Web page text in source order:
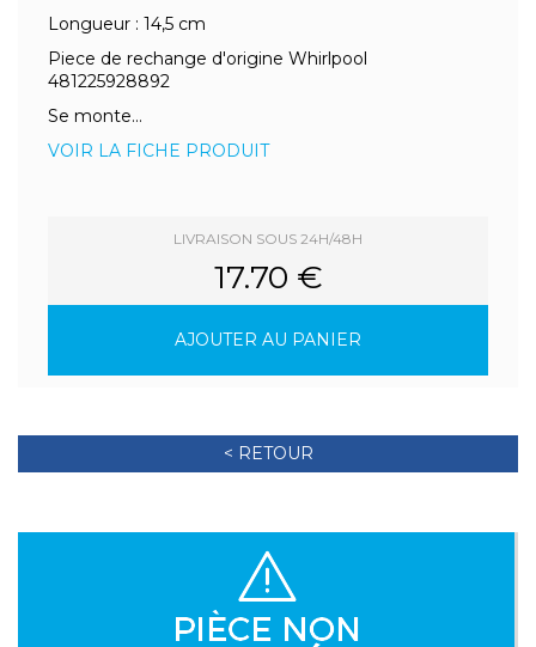
Longueur : 14,5 cm
Piece de rechange d'origine Whirlpool
481225928892
Se monte...
VOIR LA FICHE PRODUIT
LIVRAISON SOUS 24H/48H
17.70 €
AJOUTER AU PANIER
< RETOUR